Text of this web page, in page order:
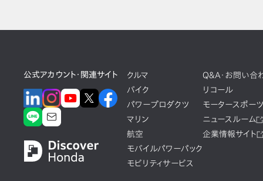
公式アカウント・関連サイト
クルマ
バイク
パワープロダクツ
マリン
航空
モバイルパワーパック
モビリティサービス
Q&A・お問い合
リコール
モータースポーツ
ニュースルーム
企業情報サイト